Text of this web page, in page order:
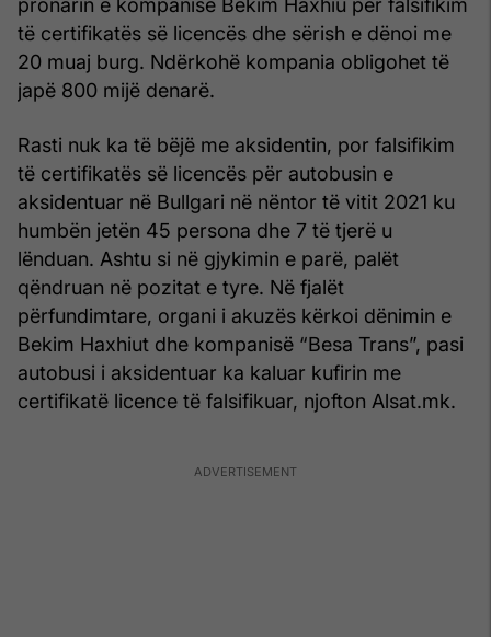
pronarin e kompanisë Bekim Haxhiu për falsifikim
të certifikatës së licencës dhe sërish e dënoi me
20 muaj burg. Ndërkohë kompania obligohet të
japë 800 mijë denarë.
Rasti nuk ka të bëjë me aksidentin, por falsifikim
të certifikatës së licencës për autobusin e
aksidentuar në Bullgari në nëntor të vitit 2021 ku
humbën jetën 45 persona dhe 7 të tjerë u
lënduan. Ashtu si në gjykimin e parë, palët
qëndruan në pozitat e tyre. Në fjalët
përfundimtare, organi i akuzës kërkoi dënimin e
Bekim Haxhiut dhe kompanisë “Besa Trans”, pasi
autobusi i aksidentuar ka kaluar kufirin me
certifikatë licence të falsifikuar, njofton Alsat.mk.